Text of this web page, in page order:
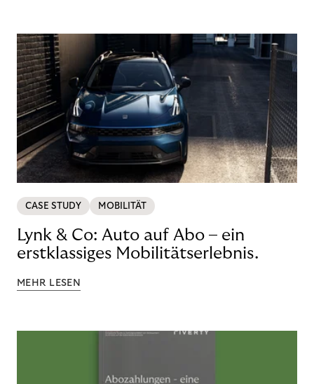
CASE STUDY MOBILITÄT
Lynk & Co: Auto auf Abo – ein
erstklassiges Mobilitätserlebnis.
MEHR LESEN